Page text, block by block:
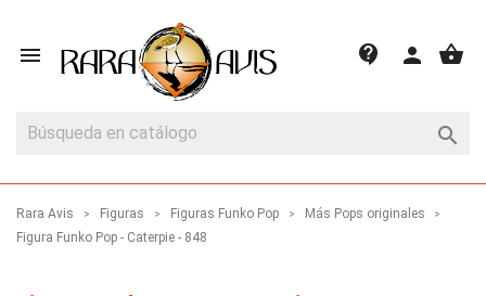
 shopping_basket
person
contact_support

Rara Avis Figuras Figuras Funko Pop
Más Pops originales
Figura Funko Pop - Caterpie - 848